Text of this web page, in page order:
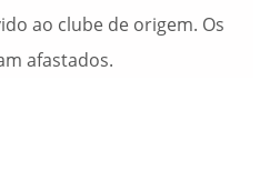
ao clube de origem. Os
afastados.